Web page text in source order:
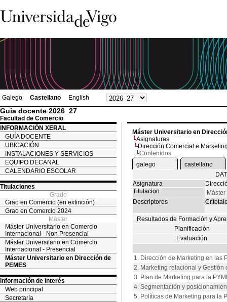
Galego Castellano English
Guia docente 2026_27
Facultad de Comercio
INFORMACIÓN XERAL
GUÍA DOCENTE
UBICACIÓN
INSTALACIONES Y SERVICIOS
EQUIPO DECANAL
CALENDARIO ESCOLAR
Titulaciones
Grado
Grao en Comercio (en extinción)
Grao en Comercio 2024
Máster
Máster Universitario en Comercio
Internacional - Non Presencial
Máster Universitario en Comercio
Internacional - Presencial
Máster Universitario en Dirección de
PEMES
Información de interés
Web principal
Secretaría
Máster Universitario en
Asignaturas
Dirección Comercial e
Contenidos
galego
castellano
Asignatura
Titulacion
Descriptores
Resultados de Formación y
Planificación
Evaluación
1. Dirección de Marketing en las
2. Marketing relacional y Gestión
3. Plan de Marketing para la
4. Segmentación y
5. Políticas de Marketing para la